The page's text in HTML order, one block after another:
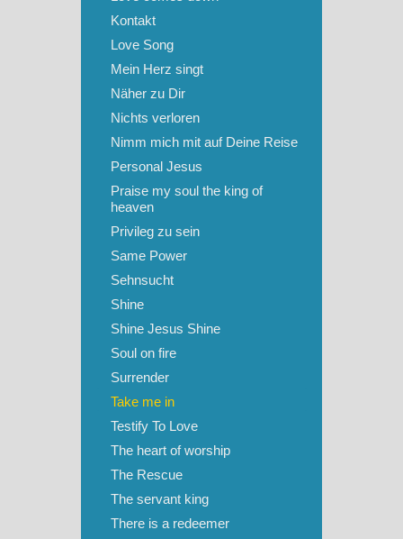
Kontakt
Love Song
Mein Herz singt
Näher zu Dir
Nichts verloren
Nimm mich mit auf Deine Reise
Personal Jesus
Praise my soul the king of
heaven
Privileg zu sein
Same Power
Sehnsucht
Shine
Shine Jesus Shine
Soul on fire
Surrender
Take me in
Testify To Love
The heart of worship
The Rescue
The servant king
There is a redeemer